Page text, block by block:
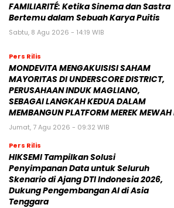
FAMILIARITÉ: Ketika Sinema dan Sastra
Bertemu dalam Sebuah Karya Puitis
Sabtu, 8 Agu 2026 - 14:19 WIB
Pers Rilis
MONDEVITA MENGAKUISISI SAHAM
MAYORITAS DI UNDERSCORE DISTRICT,
PERUSAHAAN INDUK MAGLIANO,
SEBAGAI LANGKAH KEDUA DALAM
MEMBANGUN PLATFORM MEREK
Jumat, 7 Agu 2026 - 09:32 WIB
Pers Rilis
HIKSEMI Tampilkan Solusi
Penyimpanan Data untuk Seluruh
Skenario di Ajang DTI Indonesia 2026,
Dukung Pengembangan AI di Asia
Tenggara